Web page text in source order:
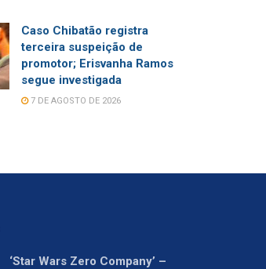
Caso Chibatão registra
terceira suspeição de
promotor; Erisvanha Ramos
segue investigada
7 DE AGOSTO DE 2026
‘Star Wars Zero Company’ –